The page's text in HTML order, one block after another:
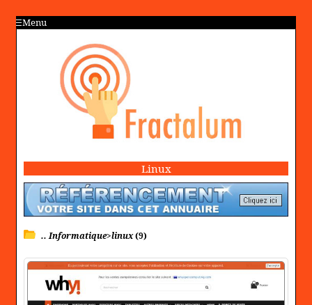
Menu
Linux
.. Informatique>linux(9)